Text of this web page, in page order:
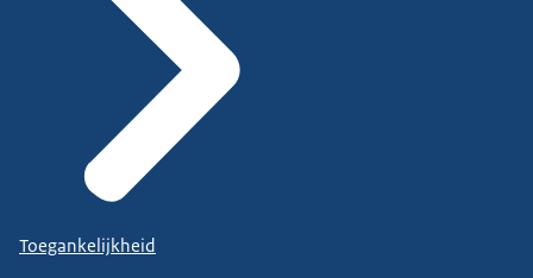
Toegankelijkheid